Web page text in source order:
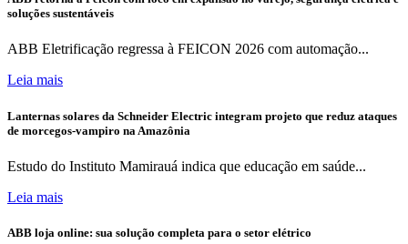
soluções sustentáveis
ABB Eletrificação regressa à FEICON 2026 com automação...
Leia mais
Lanternas solares da Schneider Electric integram projeto que reduz ataques
de morcegos-vampiro na Amazônia
Estudo do Instituto Mamirauá indica que educação em saúde...
Leia mais
ABB loja online: sua solução completa para o setor elétrico